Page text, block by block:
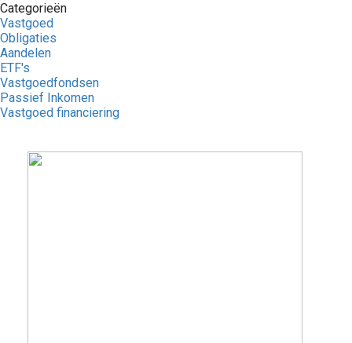
Categorieën
Vastgoed
Obligaties
Aandelen
ETF's
Vastgoedfondsen
Passief Inkomen
Vastgoed financiering